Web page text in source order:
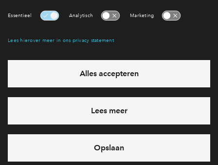
eventuele projecten
Ja, ik wil mij aanmelden
Heb je een vraag en wil je direct antwoord? Bel ons op088
712 21 37
6 dagen per week beschikbaar (behalve tijdens